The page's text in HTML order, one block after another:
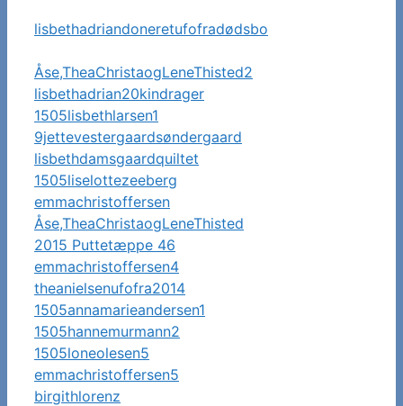
lisbethadriandoneretufofradødsbo
Åse,TheaChristaogLeneThisted2
lisbethadrian20kindrager
1505lisbethlarsen1
9jettevestergaardsøndergaard
lisbethdamsgaardquiltet
1505liselottezeeberg
emmachristoffersen
Åse,TheaChristaogLeneThisted
2015 Puttetæppe 46
emmachristoffersen4
theanielsenufofra2014
1505annamarieandersen1
1505hannemurmann2
1505loneolesen5
emmachristoffersen5
birgithlorenz